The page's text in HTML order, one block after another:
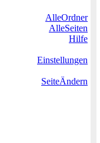
AlleOrdner
AlleSeiten
Hilfe
Einstellungen
SeiteÄndern